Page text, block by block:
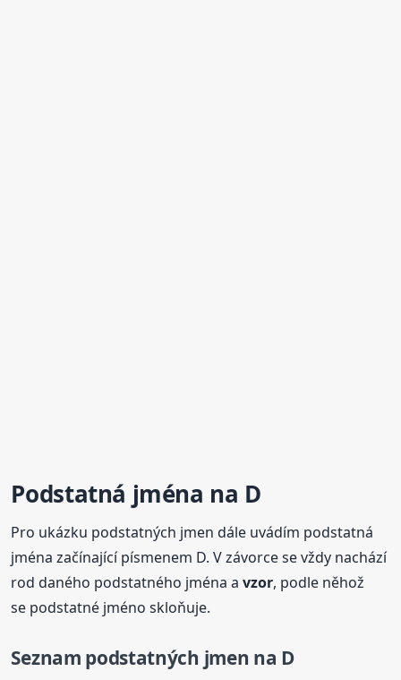
Podstatná jména na D
Pro ukázku podstatných jmen dále uvádím podstatná
jména začínající písmenem D. V závorce se vždy nachází
rod daného podstatného jména avzor, podle něhož
se podstatné jméno skloňuje.
Seznam podstatných jmen na D